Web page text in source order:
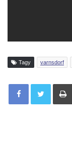
Tagy varnsdorf